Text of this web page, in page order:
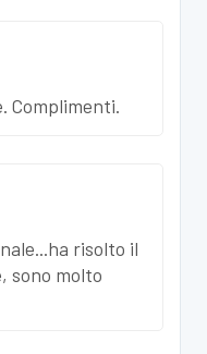
Complimenti.
risolto il
sono molto